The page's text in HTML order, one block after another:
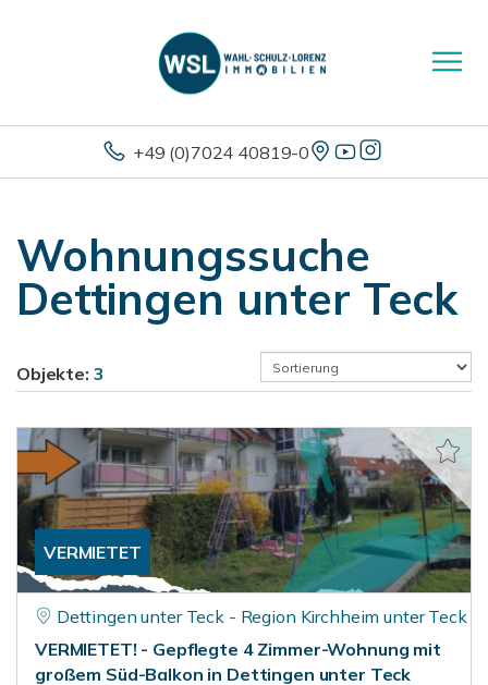
+49 (0)7024 40819-0
Wohnungssuche
Dettingen unter Teck
Objekte: 3
VERMIETET
Dettingen unter Teck - Region Kirchheim unter Teck
VERMIETET! - Gepflegte 4 Zimmer-Wohnung mit
großem Süd-Balkon in Dettingen unter Teck